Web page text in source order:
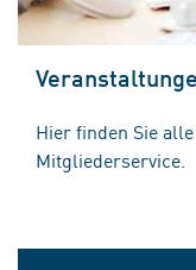
Hier finden Sie
Mitgliederservice.